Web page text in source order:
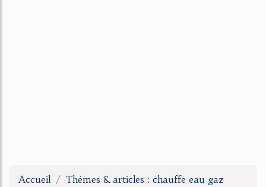
Accueil
Thèmes & articles : chauffe eau gaz